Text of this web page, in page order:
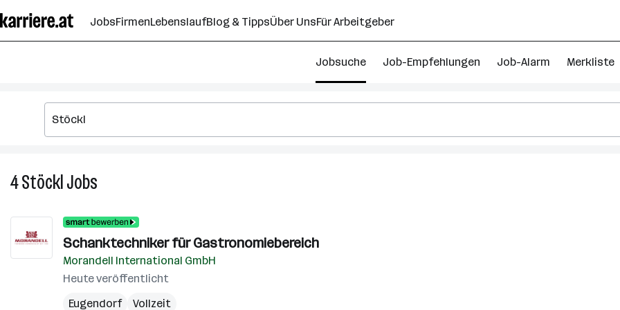
Seiteninhalt
springen
JobsFirmenLebenslaufBlog & TippsÜber UnsFür Arbeitgeber
Jobsuche Job-Empfehlungen Job-Alarm Merkliste
4StöcklJobs
Schanktechniker für Gastronomiebereich
Morandell International GmbH
Heute veröffentlicht
Eugendorf
Vollzeit